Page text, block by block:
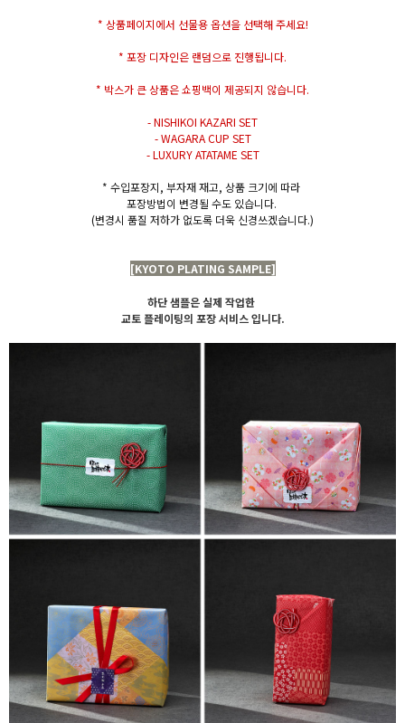
* 상품페이지에서 선물용 옵션을 선택해 주세요!
* 포장 디자인은 랜덤으로 진행됩니다.
* 박스가 큰 상품은 쇼핑백이 제공되지 않습니다.
- NISHIKOI KAZARI SET
- WAGARA CUP SET
- LUXURY ATATAME SET
* 수입포장지, 부자재 재고, 상품 크기에 따라
포장방법이 변경될 수도 있습니다.
(변경시 품질 저하가 없도록 더욱 신경쓰겠습니다.)
[KYOTO PLATING SAMPLE]
하단 샘플은 실제 작업한
교토 플레이팅의 포장 서비스 입니다.